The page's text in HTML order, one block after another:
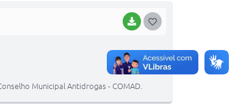
BAIXAR
S
Municipal Antidrogas - COMAD.